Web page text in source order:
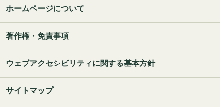
ホームページについて
著作権・免責事項
ウェブアクセシビリティに関する基本方針
サイトマップ